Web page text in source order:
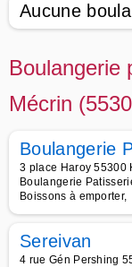
Aucune
Boulangerie
Mécrin
Boulangerie
3 place Haroy 55300
Boulangerie
Boissons à emporter,
Sereivan
4 rue Gén Pershing